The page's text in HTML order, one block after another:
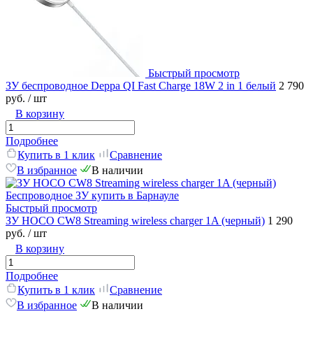
Быстрый просмотр
ЗУ беспроводное Deppa QI Fast Charge 18W 2 in 1 белый 2 790
руб. / шт
В корзину
Подробнее
Купить в 1 клик
Сравнение
В избранное
В наличии
Быстрый просмотр
ЗУ HOCO CW8 Streaming wireless charger 1A (черный) 1 290
руб. / шт
В корзину
Подробнее
Купить в 1 клик
Сравнение
В избранное
В наличии